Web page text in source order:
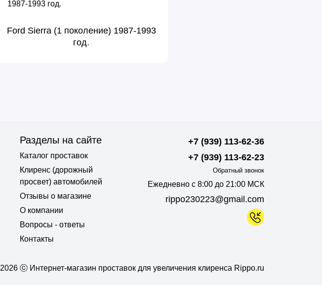
Ford Sierra (1 поколение) 1987-1993
год.
Разделы на сайте
Каталог проставок
Клиренс (дорожный
просвет) автомобилей
Отзывы о магазине
О компании
Вопросы - ответы
Контакты
+7 (939) 113-62-36
+7 (939) 113-62-23
Обратный звонок
Ежедневно с 8:00 до 21:00 МСК
rippo230223@gmail.com
2026 ⓒ Интернет-магазин проставок для увеличения клиренса Rippo.ru